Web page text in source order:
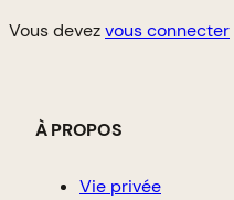
Vous devezvous connecter
À PROPOS
Vie privée